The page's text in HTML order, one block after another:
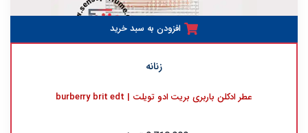
افزودن به سبد خرید
زنانه
عطر ادکلن باربری بریت ادو تویلت | burberry brit edt